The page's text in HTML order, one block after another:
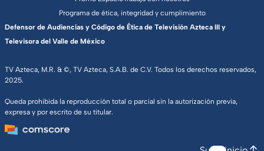
TV Azteca, M.R. & ©, TV Azteca, S.A.B. de C.V. Todos los derechos reservados,
2025.
Queda prohibida la reproducción total o parcial sin la autorización previa,
expresa y por escrito de su titular.
Programa de ética, integridad y cumplimiento
Defensor de Audiencias y Código de Ética de Televisión Azteca III y
Televisora del Valle de México